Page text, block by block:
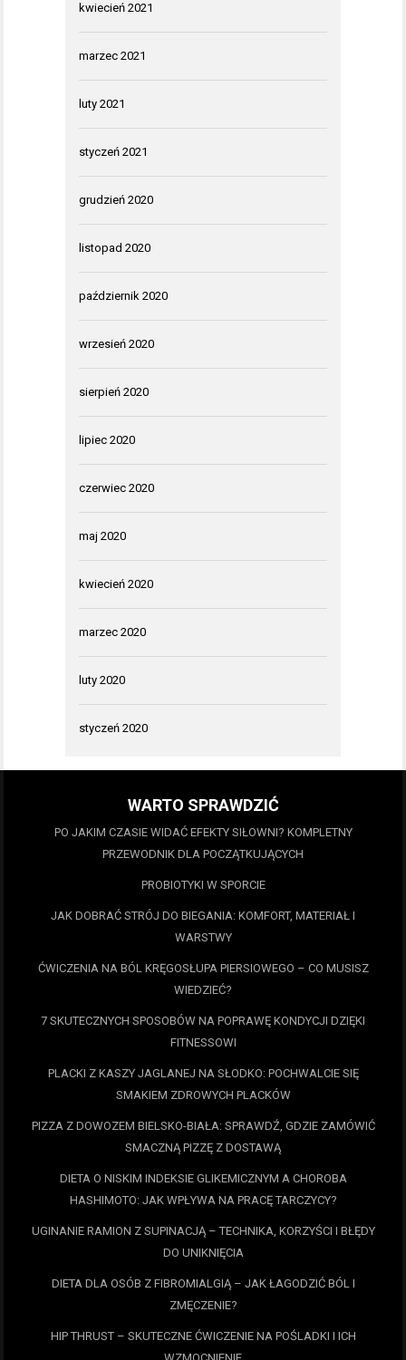
kwiecień 2021
marzec 2021
luty 2021
styczeń 2021
grudzień 2020
listopad 2020
październik 2020
wrzesień 2020
sierpień 2020
lipiec 2020
czerwiec 2020
maj 2020
kwiecień 2020
marzec 2020
luty 2020
styczeń 2020
WARTO SPRAWDZIĆ
PO JAKIM CZASIE WIDAĆ EFEKTY SIŁOWNI? KOMPLETNY
PRZEWODNIK DLA POCZĄTKUJĄCYCH
PROBIOTYKI W SPORCIE
JAK DOBRAĆ STRÓJ DO BIEGANIA: KOMFORT, MATERIAŁ I
WARSTWY
ĆWICZENIA NA BÓL KRĘGOSŁUPA PIERSIOWEGO – CO MUSISZ
WIEDZIEĆ?
7 SKUTECZNYCH SPOSOBÓW NA POPRAWĘ KONDYCJI DZIĘKI
FITNESSOWI
PLACKI Z KASZY JAGLANEJ NA SŁODKO: POCHWALCIE SIĘ
SMAKIEM ZDROWYCH PLACKÓW
PIZZA Z DOWOZEM BIELSKO-BIAŁA: SPRAWDŹ, GDZIE ZAMÓWIĆ
SMACZNĄ PIZZĘ Z DOSTAWĄ
DIETA O NISKIM INDEKSIE GLIKEMICZNYM A CHOROBA
HASHIMOTO: JAK WPŁYWA NA PRACĘ TARCZYCY?
UGINANIE RAMION Z SUPINACJĄ – TECHNIKA, KORZYŚCI I BŁĘDY
DO UNIKNIĘCIA
DIETA DLA OSÓB Z FIBROMIALGIĄ – JAK ŁAGODZIĆ BÓL I
ZMĘCZENIE?
HIP THRUST – SKUTECZNE ĆWICZENIE NA POŚLADKI I ICH